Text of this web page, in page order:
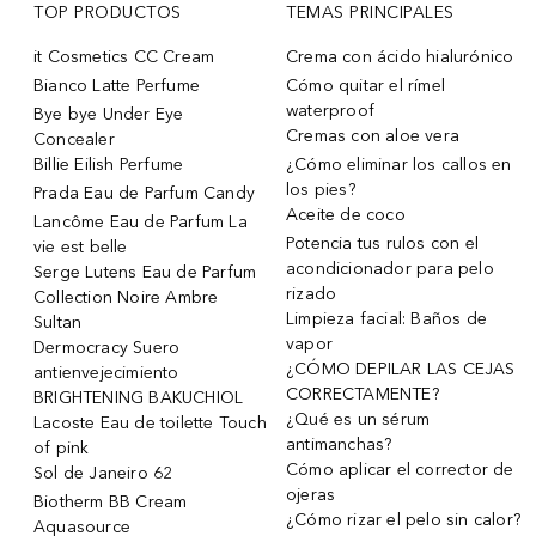
TOP PRODUCTOS
it Cosmetics CC Cream
Bianco Latte Perfume
Bye bye Under Eye
Concealer
Billie Eilish Perfume
Prada Eau de Parfum Candy
Lancôme Eau de Parfum La
vie est belle
Serge Lutens Eau de Parfum
Collection Noire Ambre
Sultan
Dermocracy Suero
antienvejecimiento
BRIGHTENING BAKUCHIOL
Lacoste Eau de toilette Touch
of pink
Sol de Janeiro 62
Biotherm BB Cream
Aquasource
TEMAS PRINCIPALES
Crema con ácido hialurónico
Cómo quitar el rímel
waterproof
Cremas con aloe vera
¿Cómo eliminar los callos en
los pies?
Aceite de coco
Potencia tus rulos con el
acondicionador para pelo
rizado
Limpieza facial: Baños de
vapor
¿CÓMO DEPILAR LAS CEJAS
CORRECTAMENTE?
¿Qué es un sérum
antimanchas?
Cómo aplicar el corrector de
ojeras
¿Cómo rizar el pelo sin calor?